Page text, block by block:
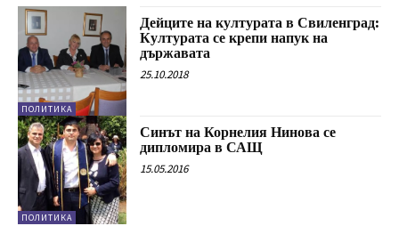
ПОЛИТИКА
Дейците на културата в Свиленград:
Културата се крепи напук на
държавата
25.10.2018
ПОЛИТИКА
Синът на Корнелия Нинова се
дипломира в САЩ
15.05.2016